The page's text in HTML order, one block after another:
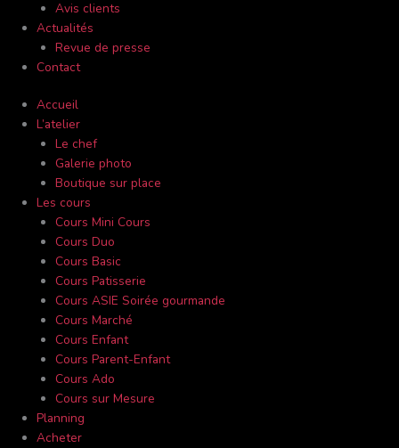
Avis clients
Actualités
Revue de presse
Contact
Accueil
L’atelier
Le chef
Galerie photo
Boutique sur place
Les cours
Cours Mini Cours
Cours Duo
Cours Basic
Cours Patisserie
Cours ASIE Soirée gourmande
Cours Marché
Cours Enfant
Cours Parent-Enfant
Cours Ado
Cours sur Mesure
Planning
Acheter